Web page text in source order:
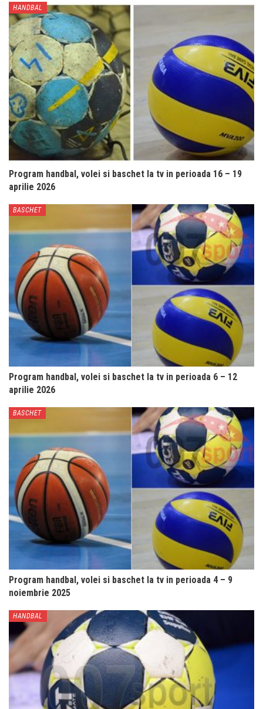
HANDBAL
Program handbal, volei si baschet la tv in perioada 16 – 19
aprilie 2026
BASCHET
Program handbal, volei si baschet la tv in perioada 6 – 12
aprilie 2026
BASCHET
Program handbal, volei si baschet la tv in perioada 4 – 9
noiembrie 2025
HANDBAL